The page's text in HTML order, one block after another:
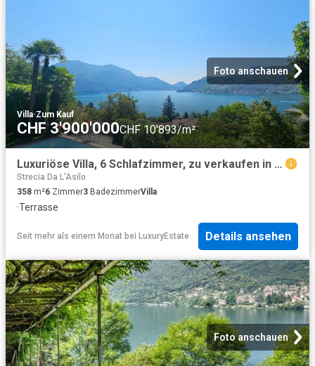
Foto anschauen
Villa·Zum Kauf
CHF 3'900'000CHF 10'893/m²
Luxuriöse Villa, 6 Schlafzimmer, zu verkaufen in Morcote, Schweiz
Strecia Da L'Asilo
358 m²6 Zimmer3 BadezimmerVilla
·Terrasse
Seit mehr als einem Monat bei LuxuryEstate Details ansehen
Foto anschauen